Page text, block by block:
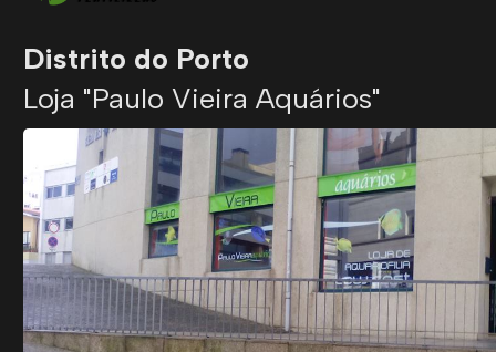
Distrito do Porto
Loja "Paulo Vieira Aquários"